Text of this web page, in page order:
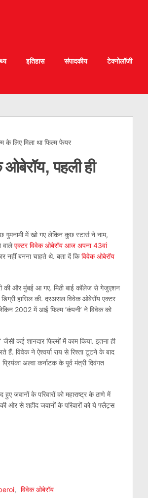
इतिहास संपादकीय टेक्नोलॉजी
के लिए मिला था फिल्म फेयर
पहली ही
में खो गए लेकिन कुछ स्टार्स ने नाम,
वालेएक्टर विवेक ओबेरॉय आज अपना 43वां
नहीं बनना चाहते थे. बता दें किविवेक ओबेरॉय
की और मुंबई आ गए. मिठी बाई कॉलेज से गेजुएशन
हासिल की. दरअसल विवेक ओबेरॉय एक्टर
2002 में आई फिल्म ‘कंपनी’ ने विवेक को
जैसी कई शानदार फिल्मों में काम किया. इतना ही
हैं. विवेक ने ऐश्वर्या राय से रिश्ता टूटने के बाद
अल्वा कर्नाटक के पूर्व मंत्री दिवंगत
जवानों के परिवारों को महाराष्ट्र के ठाणे में
ओर से शहीद जवानों के परिवारों को ये फ्लैट्स
, विवेक ओबेरॉय